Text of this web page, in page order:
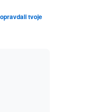
tvoje